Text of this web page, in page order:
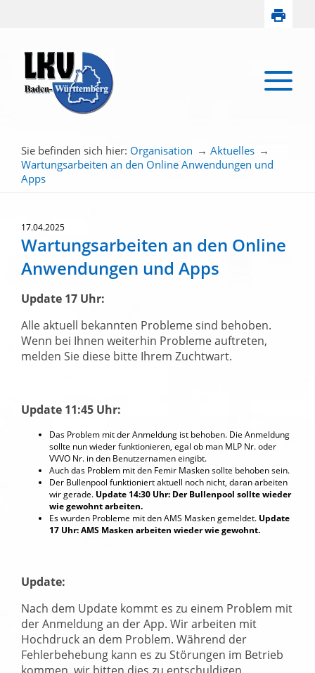
Sie befinden sich hier: Organisation → Aktuelles →
Wartungsarbeiten an den Online Anwendungen und
Apps
17.04.2025
Wartungsarbeiten an den Online
Anwendungen und Apps
Update 17 Uhr:
Alle aktuell bekannten Probleme sind behoben.
Wenn bei Ihnen weiterhin Probleme auftreten,
melden Sie diese bitte Ihrem Zuchtwart.
Update 11:45 Uhr:
Das Problem mit der Anmeldung ist behoben. Die Anmeldung
sollte nun wieder funktionieren, egal ob man MLP Nr. oder
VVVO Nr. in den Benutzernamen eingibt.
Auch das Problem mit den Femir Masken sollte behoben sein.
Der Bullenpool funktioniert aktuell noch nicht, daran arbeiten
wir gerade. Update 14:30 Uhr: Der Bullenpool sollte wieder
wie gewohnt arbeiten.
Es wurden Probleme mit den AMS Masken gemeldet. Update
17 Uhr: AMS Masken arbeiten wieder wie gewohnt.
Update:
Nach dem Update kommt es zu einem Problem mit
der Anmeldung an der App. Wir arbeiten mit
Hochdruck an dem Problem. Während der
Fehlerbehebung kann es zu Störungen im Betrieb
kommen, wir bitten dies zu entschuldigen.